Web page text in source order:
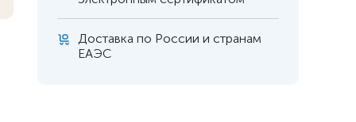
инвалидов Доставка по России и странам
ЕАЭС